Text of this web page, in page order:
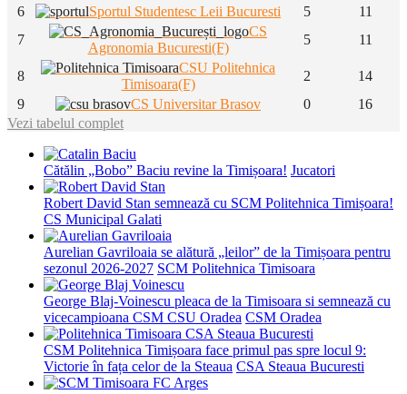
6
Sportul Studentesc Leii Bucuresti 5
11
7
CS
Agronomia Bucuresti(F)
5 11
8
CSU Politehnica
Timisoara(F)
2
14
9
CS Universitar Brasov 0
16
Vezi tabelul complet
Cătălin „Bobo” Baciu revine la Timișoara! Jucatori
Robert David Stan semnează cu SCM Politehnica Timișoara!
CS Municipal Galati
Aurelian Gavriloaia se alătură „leilor” de la Timișoara pentru
sezonul 2026-2027 SCM Politehnica Timisoara
George Blaj-Voinescu pleaca de la Timisoara si semnează cu
vicecampioana CSM CSU Oradea CSM Oradea
CSM Politehnica Timișoara face primul pas spre locul 9:
Victorie în fața celor de la Steaua CSA Steaua Bucuresti